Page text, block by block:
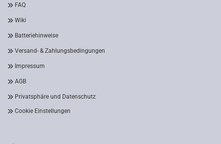
FAQ
Wiki
Batteriehinweise
Versand- & Zahlungsbedingungen
Impressum
AGB
Privatsphäre und Datenschutz
Cookie Einstellungen